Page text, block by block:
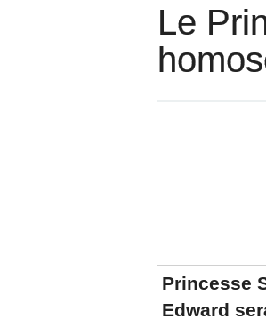
Le
Princesse
Edward